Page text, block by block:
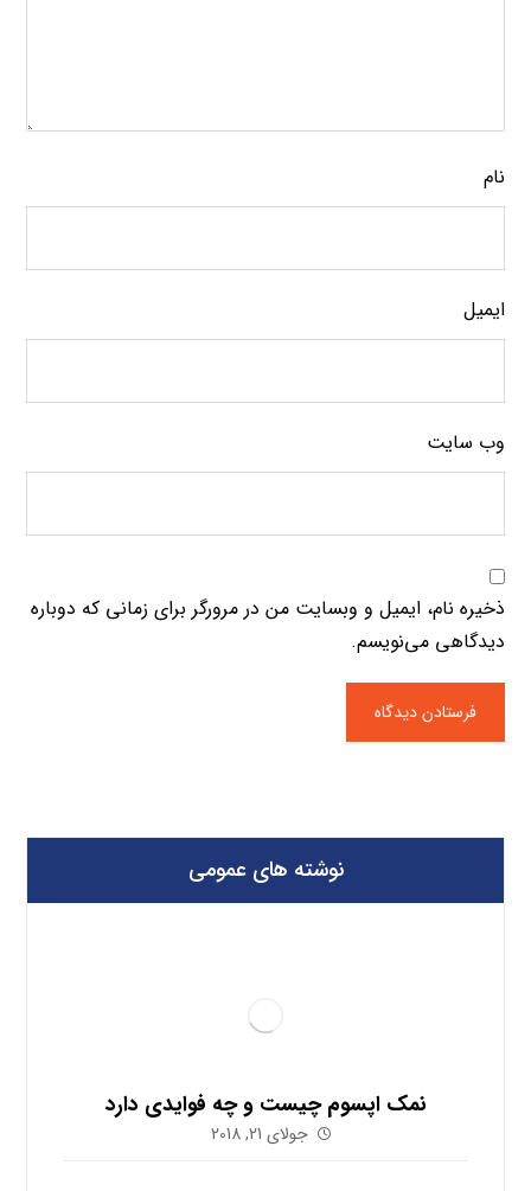
نام
ایمیل
وب‌ سایت
ذخیره نام، ایمیل و وبسایت من در مرورگر برای زمانی که دوباره
دیدگاهی می‌نویسم.
نوشته های عمومی
نمک اپسوم چیست و چه فوایدی دارد
جولای 21, 2018